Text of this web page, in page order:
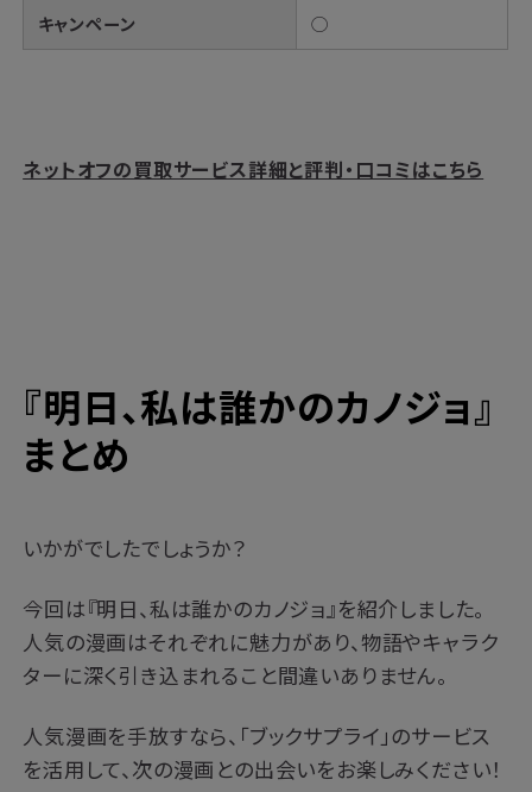
キャンペーン ◯
ネットオフの買取サービス詳細と評判・口コミはこちら
『明日、私は誰かのカノジョ』
まとめ
いかがでしたでしょうか？
今回は『明日、私は誰かのカノジョ』を紹介しました。
人気の漫画はそれぞれに魅力があり、物語やキャラク
ターに深く引き込まれること間違いありません。
人気漫画を手放すなら、「ブックサプライ」のサービス
を活用して、次の漫画との出会いをお楽しみください！